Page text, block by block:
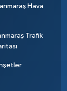
Hava
Trafik